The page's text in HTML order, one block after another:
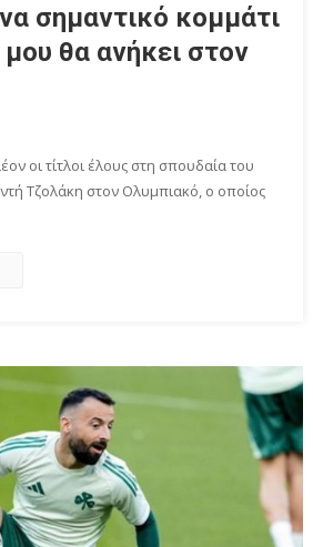
σημαντικό κομμάτι
θα ανήκει στον
οι τίτλοι έλους στη σπουδαία του
Τζολάκη στον Ολυμπιακό, ο οποίος